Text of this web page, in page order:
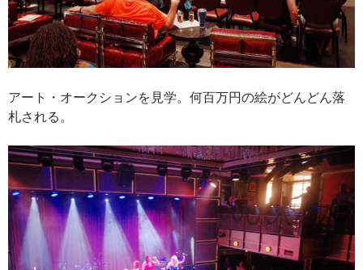
アート・オークションを見学。何百万円の絵がどんどん落
札される。